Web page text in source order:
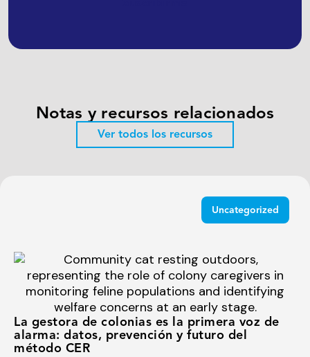
Notas y recursos relacionados
Ver todos los recursos
Uncategorized
La gestora de colonias es la primera voz de
alarma: datos, prevención y futuro del
método CER